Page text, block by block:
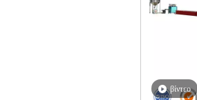
βίντεο